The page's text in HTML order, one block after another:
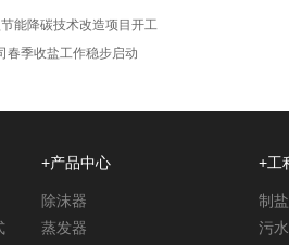
能降碳技术改造项目开工
春季收盐工作稳步启动
+产品中心
除沫器
蒸发器
+工
制
污